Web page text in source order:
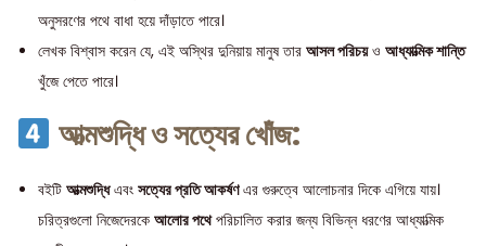
অনুসরণের পথে বাধা হয়ে দাঁড়াতে পারে।
লেখক বিশ্বাস করেন যে, এই অস্থির দুনিয়ায় মানুষ তার আসল পরিচয়ও আধ্যাত্মিক শান্তি
খুঁজে পেতে পারে।
আত্মশুদ্ধি ও সত্যের খোঁজ:
বইটি আত্মশুদ্ধিএবং সত্যের প্রতি আকর্ষণএর গুরুত্বে আলোচনার দিকে এগিয়ে যায়।
চরিত্রগুলো নিজেদেরকে আলোর পথেপরিচালিত করার জন্য বিভিন্ন ধরণের আধ্যাত্মিক